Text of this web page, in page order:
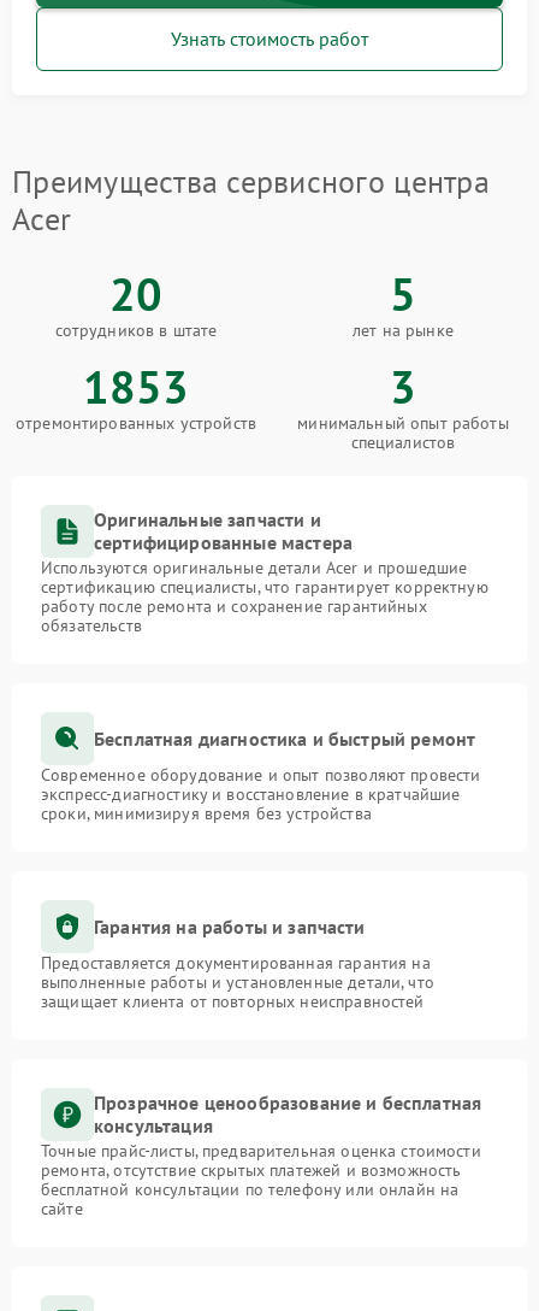
Узнать стоимость работ
Преимущества сервисного центра
Acer
20
сотрудников в штате
5
лет на рынке
1853
отремонтированных устройств
3
минимальный опыт работы
специалистов
Оригинальные запчасти и
сертифицированные мастера
Используются оригинальные детали Acer и прошедшие
сертификацию специалисты, что гарантирует корректную
работу после ремонта и сохранение гарантийных
обязательств
Бесплатная диагностика и быстрый ремонт
Современное оборудование и опыт позволяют провести
экспресс-диагностику и восстановление в кратчайшие
сроки, минимизируя время без устройства
Гарантия на работы и запчасти
Предоставляется документированная гарантия на
выполненные работы и установленные детали, что
защищает клиента от повторных неисправностей
Прозрачное ценообразование и бесплатная
консультация
Точные прайс-листы, предварительная оценка стоимости
ремонта, отсутствие скрытых платежей и возможность
бесплатной консультации по телефону или онлайн на
сайте